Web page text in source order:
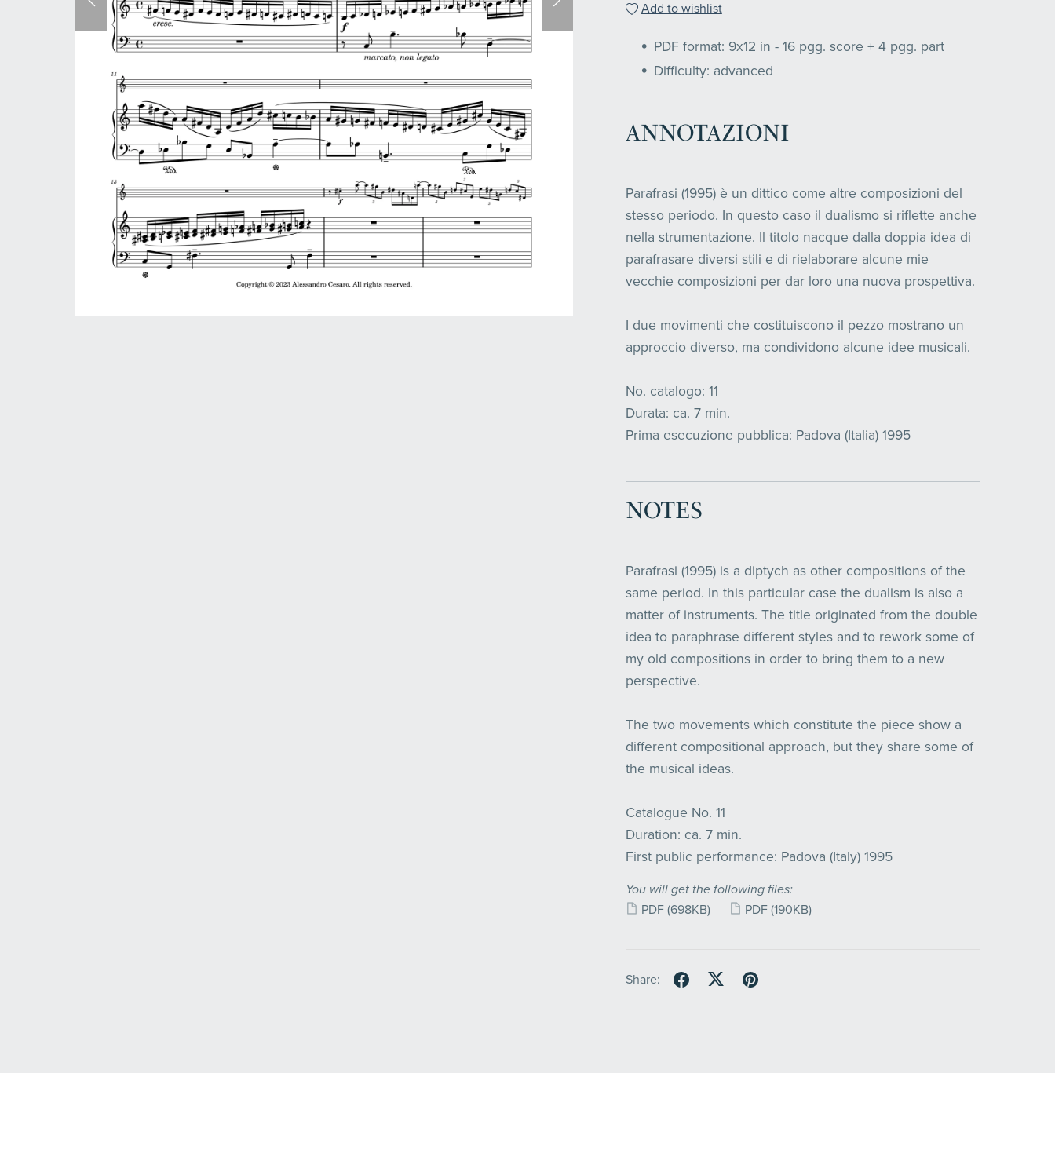
Add to wishlist
PDF format: 9x12 in - 16 pgg. score + 4 pgg. part
Difficulty: advanced
ANNOTAZIONI
Parafrasi (1995) è un dittico come altre composizioni del
stesso periodo. In questo caso il dualismo si riflette anche
nella strumentazione. Il titolo nacque dalla doppia idea di
parafrasare diversi stili e di rielaborare alcune mie
vecchie composizioni per dar loro una nuova prospettiva.
I due movimenti che costituiscono il pezzo mostrano un
approccio diverso, ma condividono alcune idee musicali.
No. catalogo: 11
Durata: ca. 7 min.
Prima esecuzione pubblica: Padova (Italia) 1995
NOTES
Parafrasi (1995) is a diptych as other compositions of the
same period. In this particular case the dualism is also a
matter of instruments. The title originated from the double
idea to paraphrase different styles and to rework some of
my old compositions in order to bring them to a new
perspective.
The two movements which constitute the piece show a
different compositional approach, but they share some of
the musical ideas.
Catalogue No. 11
Duration: ca. 7 min.
First public performance: Padova (Italy) 1995
You will get the following files:
PDF (698KB) PDF (190KB)
Share: